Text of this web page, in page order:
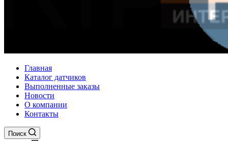
Главная
Каталог датчиков
Выполненные заказы
Новости
О компании
Контакты
Поиск